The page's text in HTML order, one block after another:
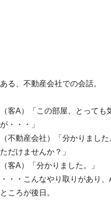
ある、不動産会社での会話。
（客A）「この部屋、とって
が・・・」
（不動産会社）「分かりまし
ただけませんか？」
（客A）「分かりました。」
・・・こんなやり取りがあり
ところが後日。